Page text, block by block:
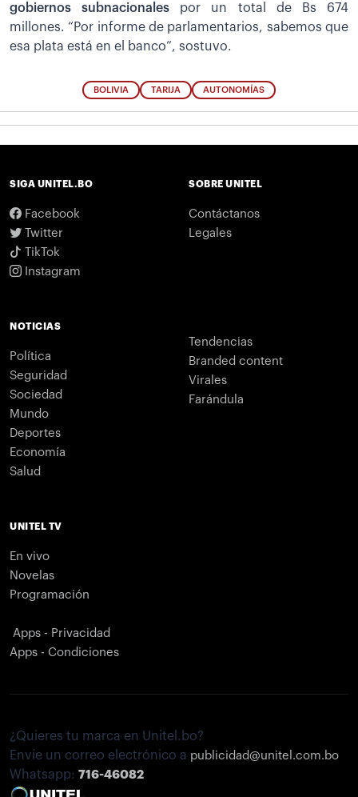
gobiernos subnacionales por un total de Bs 674
millones. “Por informe de parlamentarios, sabemos que
esa plata está en el banco”, sostuvo.
BOLIVIA TARIJA AUTONOMÍAS
SIGA UNITEL.BO
Facebook
Twitter
TikTok
Instagram
SOBRE UNITEL
Contáctanos
Legales
NOTICIAS
Política
Seguridad
Sociedad
Mundo
Deportes
Economía
Salud
Tendencias
Branded content
Virales
Farándula
UNITEL TV
En vivo
Novelas
Programación
Apps - Privacidad
Apps - Condiciones
¿Quieres tu marca en Unitel.bo?
Envíe un correo electrónico a publicidad@unitel.com.bo
Whatsapp: 716-46082